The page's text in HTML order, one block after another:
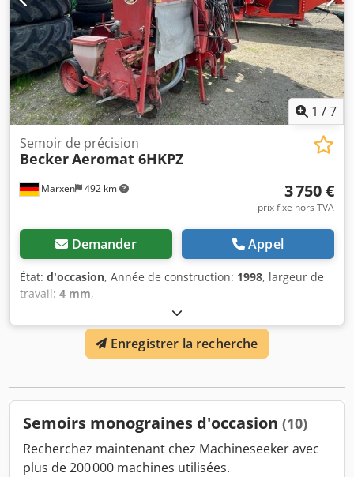
1 /7
Marxen 492 km
Semoir de précision
BeckerAeromat 6HKPZ
3 750 €
prix fixe hors TVA
Demander Appel
État: d'occasion, Année de construction: 1998, largeur de
travail: 4 mm,
Enregistrer la recherche
Semoirs monograines d'occasion (10)
Recherchez maintenant chez Machineseeker avec
plus de 200 000 machines utilisées.